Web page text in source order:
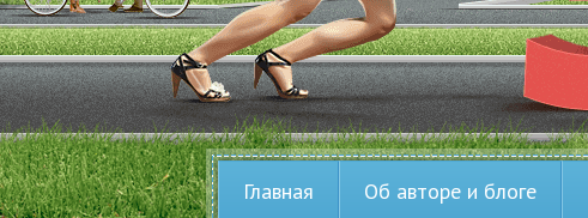
Главная Об авторе и блоге